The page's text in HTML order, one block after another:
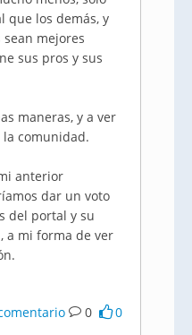
que los demás, y
mejores
sus pros y sus
maneras, y a ver
la comunidad.
anterior
dar un voto
del portal y su
a mi forma de ver
0 0